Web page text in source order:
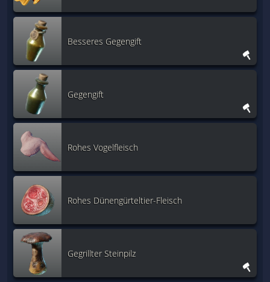
Besseres Gegengift
Gegengift
Rohes Vogelfleisch
Rohes Dünengürteltier-Fleisch
Gegrillter Steinpilz